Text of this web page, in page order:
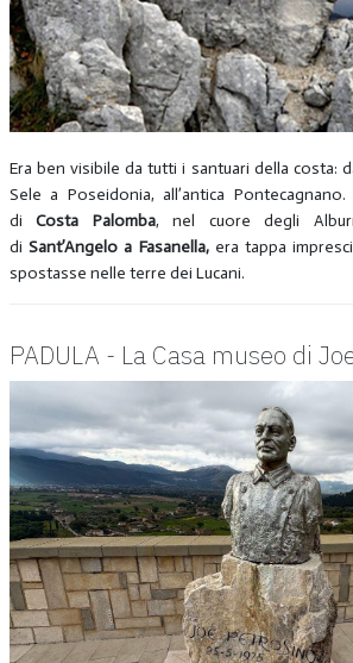
Era ben visibile da tutti i santuari della costa:
Sele a Poseidonia, all’antica
diCosta Palomba, nel cuore degli
di Sant’Angelo a Fasanella,era tappa
spostasse nelle terre dei Lucani.
PADULA - La Casa museo di